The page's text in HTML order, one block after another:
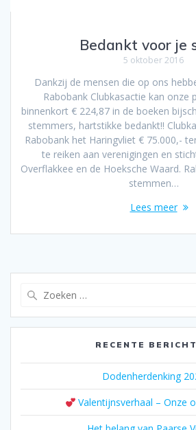
Bedankt voor je
5 oktober 2016
Dankzij de mensen die op ons
Rabobank Clubkasactie kan onze
binnenkort € 224,87 in de boeken
stemmers, hartstikke bedankt!!
Rabobank het Haringvliet € 75.000,-
te reiken aan verenigingen en
Overflakkee en de Hoeksche Waard.
stemmen…
Lees meer
RECENTE
Dodenherdenking
Valentijnsverhaal – Onze